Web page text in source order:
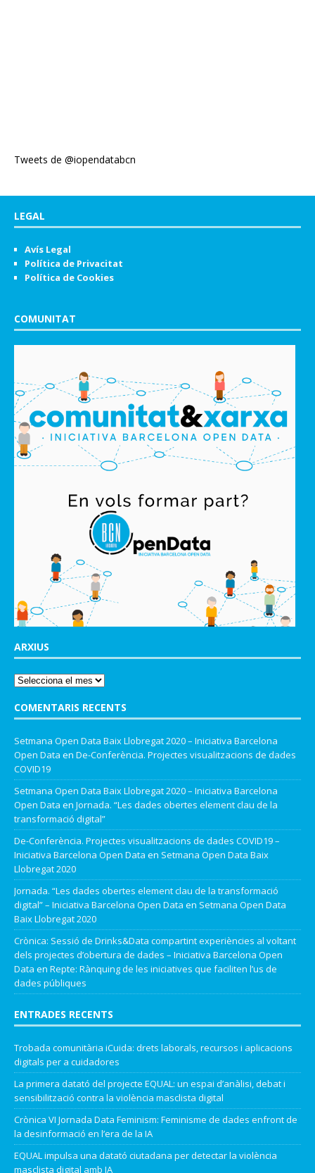
Tweets de @iopendatabcn
LEGAL
Avís Legal
Política de Privacitat
Política de Cookies
COMUNITAT
ARXIUS
COMENTARIS RECENTS
Setmana Open Data Baix Llobregat 2020 – Iniciativa Barcelona
Open Data en De-Conferència. Projectes visualitzacions de dades
COVID19
Setmana Open Data Baix Llobregat 2020 – Iniciativa Barcelona
Open Data en Jornada. “Les dades obertes element clau de la
transformació digital”
De-Conferència. Projectes visualitzacions de dades COVID19 –
Iniciativa Barcelona Open Data en Setmana Open Data Baix
Llobregat 2020
Jornada. “Les dades obertes element clau de la transformació
digital” – Iniciativa Barcelona Open Data en Setmana Open Data
Baix Llobregat 2020
Crònica: Sessió de Drinks&Data compartint experiències al voltant
dels projectes d’obertura de dades – Iniciativa Barcelona Open
Data en Repte: Rànquing de les iniciatives que faciliten l’us de
dades públiques
ENTRADES RECENTS
Trobada comunitària iCuida: drets laborals, recursos i aplicacions
digitals per a cuidadores
La primera datató del projecte EQUAL: un espai d’anàlisi, debat i
sensibilització contra la violència masclista digital
Crònica VI Jornada Data Feminism: Feminisme de dades enfront de
la desinformació en l’era de la IA
EQUAL impulsa una datató ciutadana per detectar la violència
masclista digital amb IA